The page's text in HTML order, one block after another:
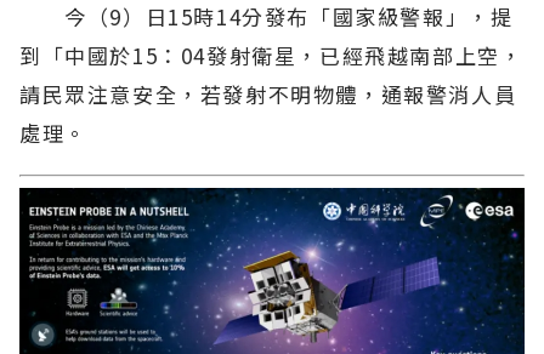
今（9）日15時14分發布「國家級警報」，提
到「中國於15：04發射衛星，已經飛越南部上空，
請民眾注意安全，若發射不明物體，通報警消人員
處理。